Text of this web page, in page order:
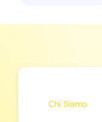
Chi Siamo